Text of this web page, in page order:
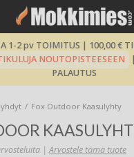
1-2 pv TOIMITUS | 100,00 €
NOUTOPISTEESEEN
PALAUTUS
Fox Outdoor Kaasulyhty
|Arvostele tämä tuote